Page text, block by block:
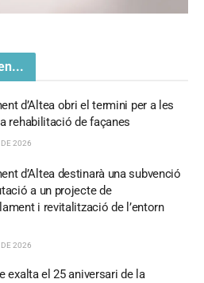
d’Altea obri el termini per a les
rehabilitació de façanes
DE 2026
d’Altea destinarà una subvenció
a un projecte de
i revitalització de l’entorn
DE 2026
exalta el 25 aniversari de la